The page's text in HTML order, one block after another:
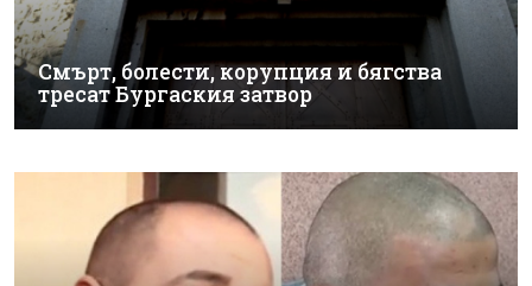
Смърт, болести, корупция и бягства
тресат Бургаския затвор